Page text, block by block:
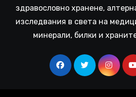
здравословно хранене,
изследвания в света на
минерали, билки и